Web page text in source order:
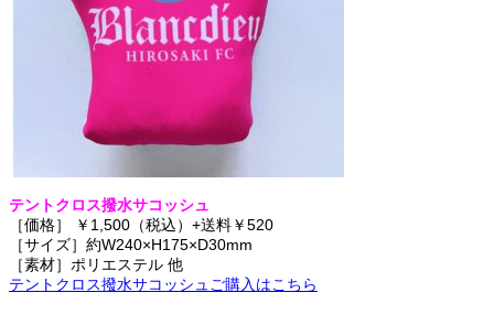
テントクロス撥水サコッシュ
［価格］ ￥1,500（税込）+送料￥520
［サイズ］約W240×H175×D30mm
［素材］ポリエステル 他
テントクロス撥水サコッシュご購入はこちら